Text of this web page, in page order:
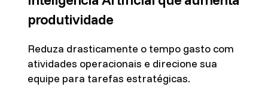
produtividade
Reduza drasticamente o tempo gasto com
atividades operacionais e direcione sua
equipe para tarefas estratégicas.